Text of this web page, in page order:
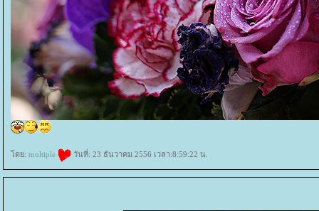
ดย: multiple วันที่: 23 ธันวาคม 2556 เวลา:8:59:22 น.